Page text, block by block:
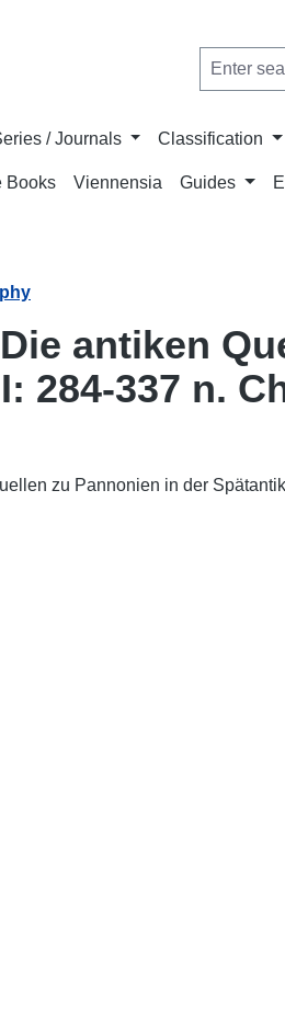
/ Journals Classification
Books Viennensia Guides
antiken
284-337 n.